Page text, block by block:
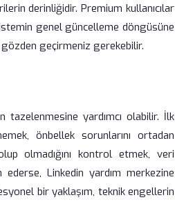
derinliğidir. Premium kullanıcılar
genel güncelleme döngüsüne
gözden geçirmeniz gerekebilir.
tazelenmesine yardımcı olabilir. İlk
önbellek sorunlarını ortadan
olmadığını kontrol etmek, veri
Linkedin yardım merkezine
bir yaklaşım, teknik engellerin